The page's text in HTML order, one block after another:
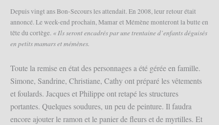
Depuis vingt ans Bon-Secours les attendait. En 2008, leur retour était
annoncé. Le week-end prochain, Mamar et Mémène monteront la butte en
tête du cortège. « Ils seront encadrés par une trentaine d’enfants déguisés
en petits mamars et mémènes.
Toute la remise en état des personnages a été gérée en famille.
Simone, Sandrine, Christiane, Cathy ont préparé les vêtements
et foulards. Jacques et Philippe ont retapé les structures
portantes. Quelques soudures, un peu de peinture. Il faudra
encore ajouter le ramon et le panier de fleurs et de myrtilles. Et